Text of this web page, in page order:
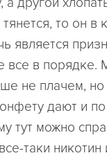
то он в
является
все в порядке.
не плачем, но
дают и
тут можно
таки никотин